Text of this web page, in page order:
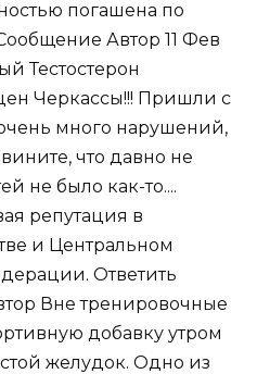
погашена по
Автор 11 Фев
Тестостерон
Черкассы!!! Пришли с
много нарушений,
что давно не
не было как-то....
репутация в
и Центральном
Ответить
Вне тренировочные
добавку утром
желудок. Одно из